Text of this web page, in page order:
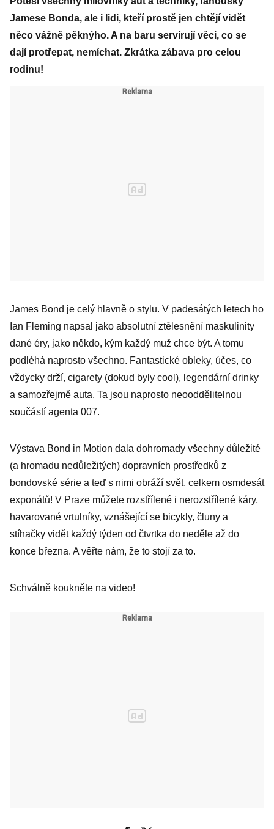
Jamese Bonda, ale i lidi, kteří prostě jen chtějí vidět
něco vážně pěknýho. A na baru servírují věci, co se
dají protřepat, nemíchat. Zkrátka zábava pro celou
rodinu!
James Bond je celý hlavně o stylu. V padesátých letech ho
Ian Fleming napsal jako absolutní ztělesnění maskulinity
dané éry, jako někdo, kým každý muž chce být. A tomu
podléhá naprosto všechno. Fantastické obleky, účes, co
vždycky drží, cigarety (dokud byly cool), legendární drinky
a samozřejmě auta. Ta jsou naprosto neooddělitelnou
součástí agenta 007.
Výstava Bond in Motion dala dohromady všechny důležité
(a hromadu nedůležitých) dopravních prostředků z
bondovské série a teď s nimi obráží svět, celkem osmdesát
exponátů! V Praze můžete rozstřílené i nerozstřílené káry,
havarované vrtulníky, vznášející se bicykly, čluny a
stíhačky vidět každý týden od čtvrtka do neděle až do
konce března. A věřte nám, že to stojí za to.
Schválně koukněte na video!